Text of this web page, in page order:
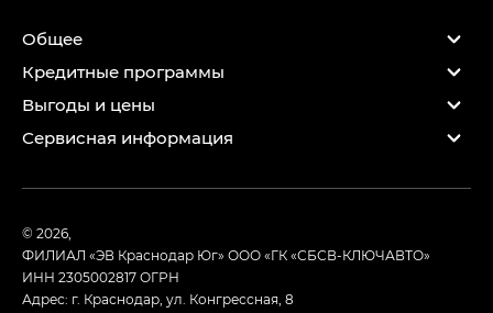
Общее
Кредитные программы
Выгоды и цены
Сервисная информация
© 2026,
ФИЛИАЛ «ЭВ Краснодар Юг» ООО «ГК «СБСВ-КЛЮЧАВТО»
ИНН 2305002817ОГРН
Адрес: г. Краснодар, ул. Конгрессная, 8